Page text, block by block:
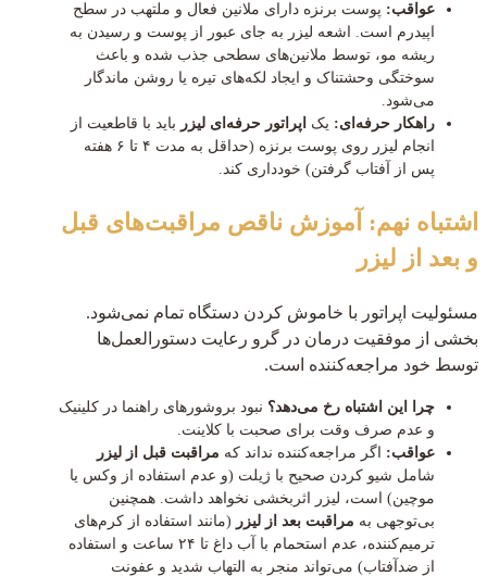
عواقب: پوست برنزه دارای ملانین فعال و ملتهب در سطح
اپیدرم است. اشعه لیزر به جای عبور از پوست و رسیدن به
ریشه مو، توسط ملانین‌های سطحی جذب شده و باعث
سوختگی وحشتناک و ایجاد لکه‌های تیره یا روشن ماندگار
می‌شود.
راهکار حرفه‌ای: یک اپراتور حرفه‌ای لیزر باید با قاطعیت از
انجام لیزر روی پوست برنزه (حداقل به مدت ۴ تا ۶ هفته
پس از آفتاب گرفتن) خودداری کند.
اشتباه نهم: آموزش ناقص مراقبت‌های قبل
و بعد از لیزر
مسئولیت اپراتور با خاموش کردن دستگاه تمام نمی‌شود.
بخشی از موفقیت درمان در گرو رعایت دستورالعمل‌ها
توسط خود مراجعه‌کننده است.
چرا این اشتباه رخ می‌دهد؟ نبود بروشورهای راهنما در کلینیک
و عدم صرف وقت برای صحبت با کلاینت.
عواقب: اگر مراجعه‌کننده نداند که مراقبت قبل از لیزر
شامل شیو کردن صحیح با ژیلت (و عدم استفاده از وکس یا
موچین) است، لیزر اثربخشی نخواهد داشت. همچنین
بی‌توجهی به مراقبت بعد از لیزر (مانند استفاده از کرم‌های
ترمیم‌کننده، عدم استحمام با آب داغ تا ۲۴ ساعت و استفاده
از ضدآفتاب) می‌تواند منجر به التهاب شدید و عفونت